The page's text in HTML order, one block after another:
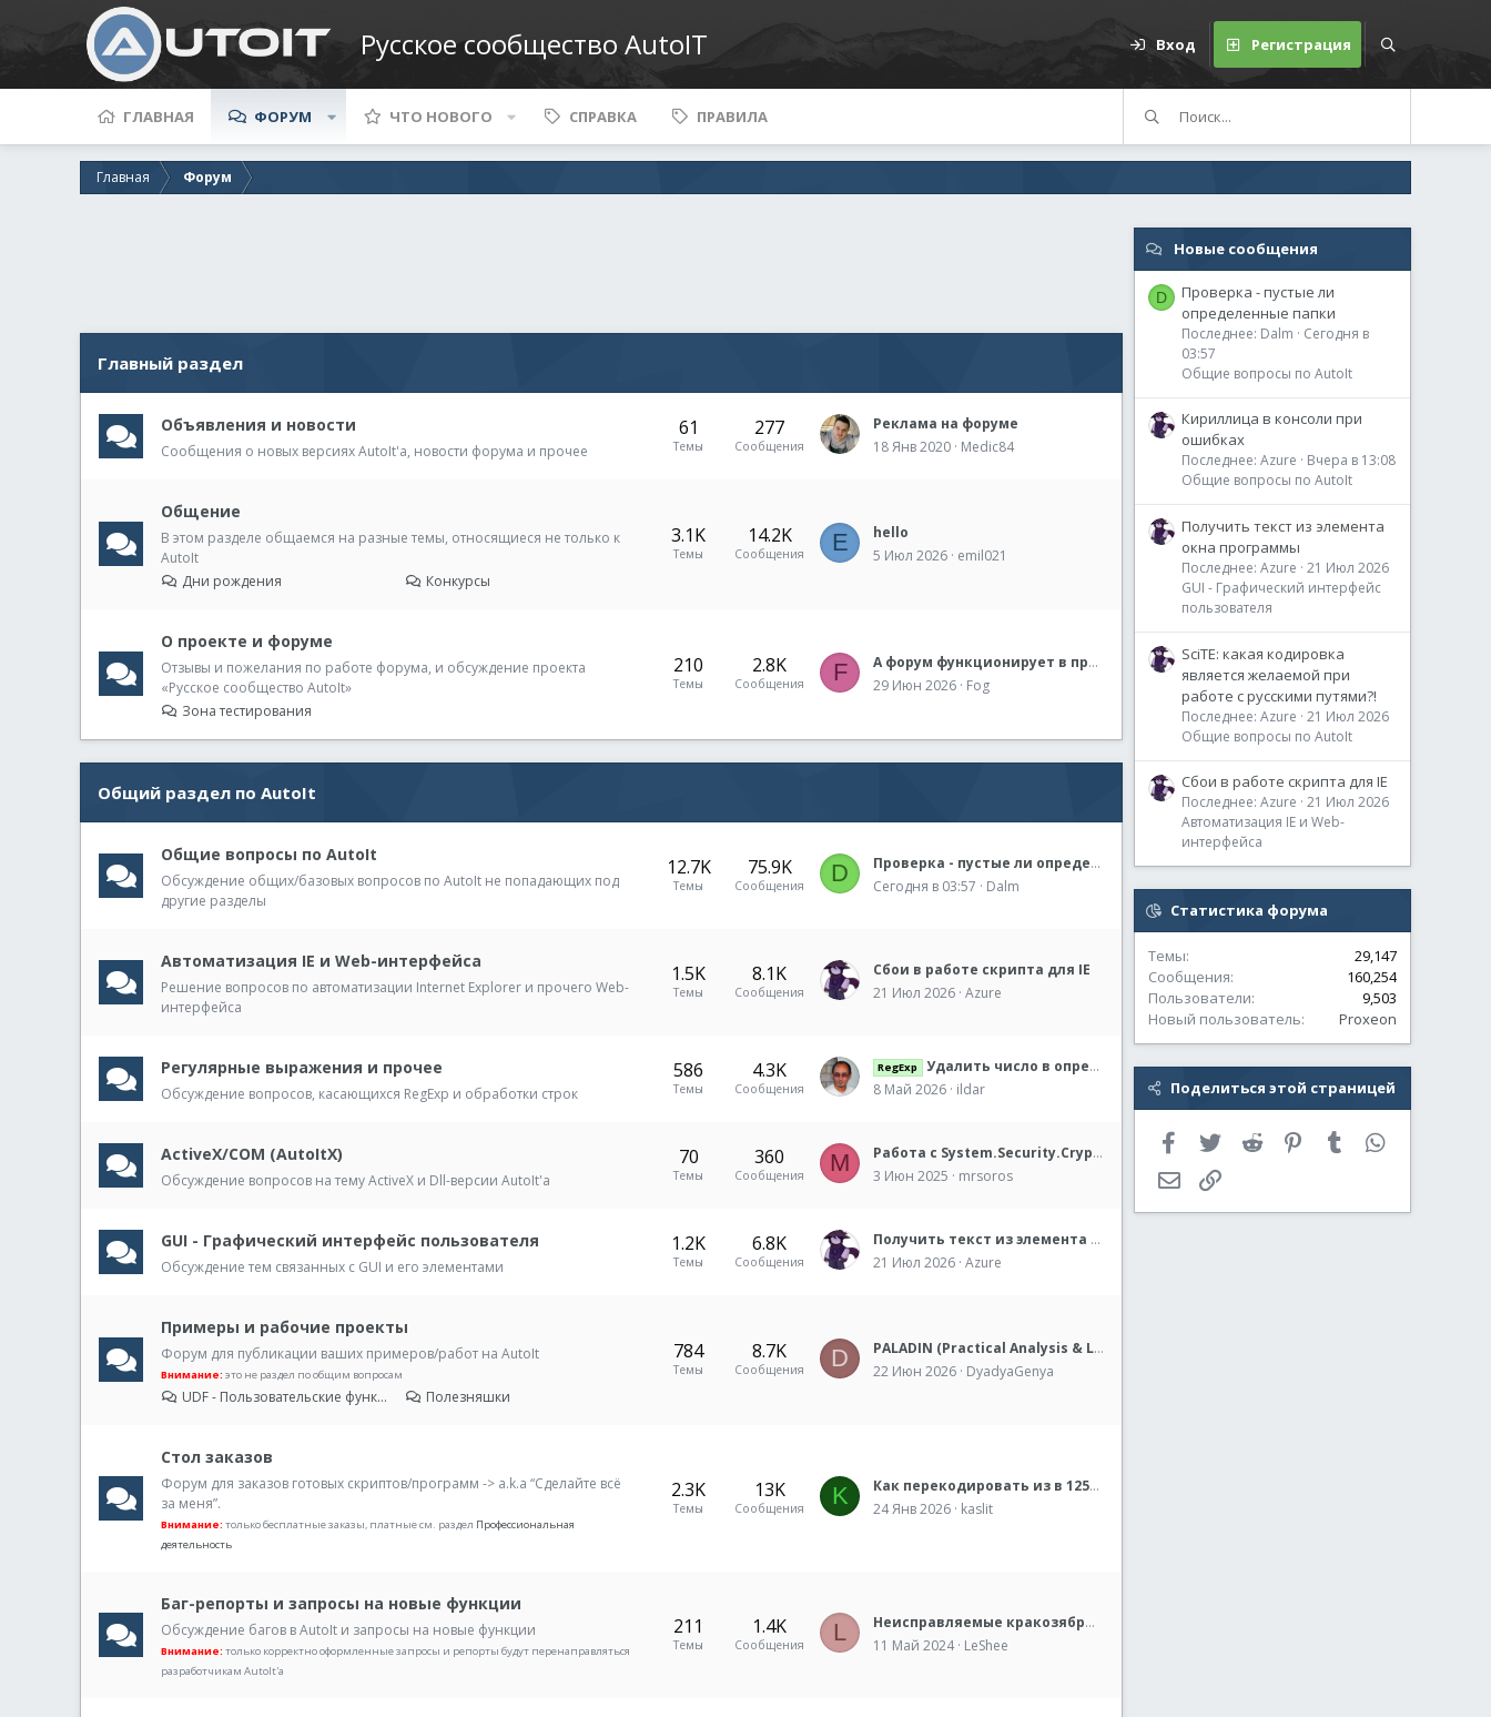
Русское сообщество AutoIT Вход Регистрация
ГЛАВНАЯ ФОРУМ ЧТО НОВОГО СПРАВКА ПРАВИЛА
Главная Форум
Главный раздел
Объявления и новости
Сообщения о новых версиях AutoIt'а, новости форума и прочее Темы
61
Сообщения
277
Реклама на форуме
18 Янв 2020 Medic84
Общение
В этом разделе общаемся на разные темы, относящиеся не только к
AutoIt
Дни рождения
Конкурсы
Темы
3.1K
Сообщения
14.2K E
hello
5 Июл 2026 emil021
О проекте и форуме
Отзывы и пожелания по работе форума, и обсуждение проекта
«Русское сообщество AutoIt»
Зона тестирования
Темы
210
Сообщения
2.8K F
А форум функционирует в принципе?
29 Июн 2026 Fog
Общий раздел по AutoIt
Общие вопросы по AutoIt
Обсуждение общих/базовых вопросов по AutoIt не попадающих под
другие разделы
Темы
12.7K
Сообщения
75.9K D
Проверка - пустые ли определенные папки
Сегодня в 03:57
Dalm
Автоматизация IE и Web-интерфейса
Решение вопросов по автоматизации Internet Explorer и прочего Web-
интерфейса
Темы
1.5K
Сообщения
8.1K
Сбои в работе скрипта для IE
21 Июл 2026 Azure
Регулярные выражения и прочее
Обсуждение вопросов, касающихся RegExp и обработки строк Темы
586
Сообщения
4.3K RegExp
Удалить число в определенном месте
8 Май 2026 ildar
ActiveX/COM (AutoItX)
Обсуждение вопросов на тему ActiveX и Dll-версии AutoIt'а Темы
70
Сообщения
360 M
Работа с System.Security.Cryptography.X509Certificates
3 Июн 2025
mrsoros
GUI - Графический интерфейс пользователя
Обсуждение тем связанных с GUI и его элементами Темы
1.2K
Сообщения
6.8K
Получить текст из элемента окна программы
21 Июл 2026 Azure
Примеры и рабочие проекты
Форум для публикации ваших примеров/работ на AutoIt
Внимание: это не раздел по общим вопросам
UDF - Пользовательские функции Полезняшки
Темы
784
Сообщения
8.7K D
PALADIN (Practical Analysis & Logging: Advanced Disk Info Navigator)
22 Июн 2026 DyadyaGenya
Стол заказов
Форум для заказов готовых скриптов/программ -> a.k.a “Сделайте всё
за меня”.
Внимание: только бесплатные заказы, платные см. раздел Профессиональная
деятельность
Темы
2.3K
Сообщения
13K K
Как перекодировать из в 1251 в 866?
24 Янв 2026 kaslit
Баг-репорты и запросы на новые функции
Обсуждение багов в AutoIt и запросы на новые функции
Внимание: только корректно оформленные запросы и репорты будут перенаправляться
разработчикам AutoIt'а
Темы
211
Сообщения
1.4K L
Неисправляемые кракозябры в редакторе
11 Май 2024 LeShee
Новые сообщения
D
Проверка - пустые ли
определенные папки
Последнее: Dalm
Сегодня в
03:57
Общие вопросы по AutoIt
Кириллица в консоли при
ошибках
Последнее: Azure
Вчера в 13:08
Общие вопросы по AutoIt
Получить текст из элемента
окна программы
Последнее: Azure 21 Июл 2026
GUI - Графический интерфейс
пользователя
SciTE: какая кодировка
является желаемой при
работе с русскими путями?!
Последнее: Azure 21 Июл 2026
Общие вопросы по AutoIt
Сбои в работе скрипта для IE
Последнее: Azure 21 Июл 2026
Автоматизация IE и Web-
интерфейса
Статистика форума
Темы
29,147
Сообщения
160,254
Пользователи
9,503
Новый пользователь
Proxeon
Поделиться этой страницей
FacebookTwitter Reddit PinterestTumblr
Электронная почта